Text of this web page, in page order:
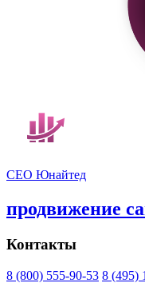
СЕО Юнайтед
продвижение
Контакты
8 (800) 555-90-53 8 (495)